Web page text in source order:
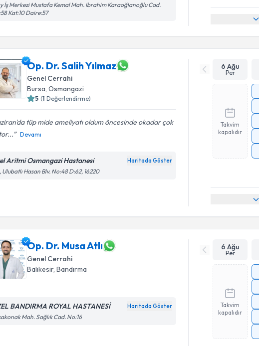
İş Merkezi Mustafa Kemal Mah. Ibrahim Karaoğlanoğlu Cad.
Kat:10 Daire:57
Op. Dr. Salih Yılmaz
Genel Cerrahi
Bursa, Osmangazi
5 (1 Değerlendirme)
tüp mide ameliyatı oldum öncesinde okadar çok
Devamı
Aritmi Osmangazi Hastanesi Haritada Göster
Ulubatlı Hasan Blv. No:48 D:62, 16220
6 Ağu
Per
Takvim
kapalıdır
Op. Dr. Musa Atlı
Genel Cerrahi
Balıkesir, Bandırma
BANDIRMA ROYAL HASTANESİ Haritada Göster
Mah. Sağlık Cad. No:16
6 Ağu
Per
Takvim
kapalıdır